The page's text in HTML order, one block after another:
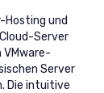
Hosting und
Server
VMware-
Server
Die intuitive